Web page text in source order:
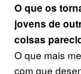
O que os
jovens de
coisas
O que mais
com que